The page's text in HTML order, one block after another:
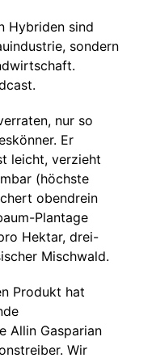
Hybriden sind
sondern
nur so
Er
leicht, verzieht
(höchste
obendrein
Plantage
Hektar, drei-
Mischwald.
Produkt hat
Allin Gasparian
Wir